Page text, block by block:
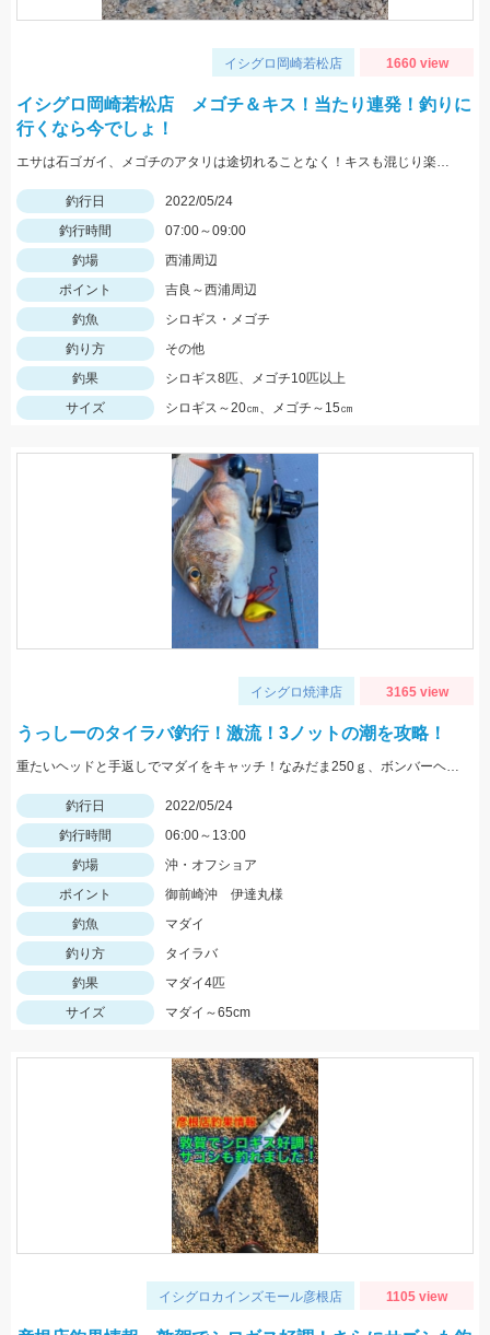
イシグロ岡崎若松店 1660 view
イシグロ岡崎若松店 メゴチ＆キス！当たり連発！釣りに
行くなら今でしょ！
エサは石ゴガイ、メゴチのアタリは途切れることなく！キスも混じり楽しめました♪
釣行日
2022/05/24
釣行時間
07:00～09:00
釣場
西浦周辺
ポイント
吉良～西浦周辺
釣魚
シロギス・メゴチ
釣り方
その他
釣果
シロギス8匹、メゴチ10匹以上
サイズ
シロギス～20㎝、メゴチ～15㎝
イシグロ焼津店 3165 view
うっしーのタイラバ釣行！激流！3ノットの潮を攻略！
重たいヘッドと手返しでマダイをキャッチ！なみだま250ｇ、ボンバーヘッドＴＧ250ｇ使用。
釣行日
2022/05/24
釣行時間
06:00～13:00
釣場
沖・オフショア
ポイント
御前崎沖 伊達丸様
釣魚
マダイ
釣り方
タイラバ
釣果
マダイ4匹
サイズ
マダイ～65cm
イシグロカインズモール彦根店 1105 view